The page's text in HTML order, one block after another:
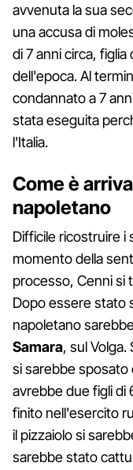
avvenuta la sua
una accusa di
di 7 anni circa,
dell'epoca. Al
condannato a 7
stata eseguita
l'Italia.
Come è
napoletano
Difficile ricostruire i
momento della
processo, Cenni si
Dopo essere stato
napoletano
Samara, sul
si sarebbe sposato
avrebbe due figli di
finito nell'esercito
il pizzaiolo si
sarebbe stato